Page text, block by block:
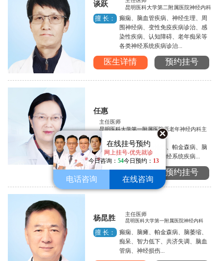
在线挂号预约
网上挂号-优先就诊
今日咨询： 54今日预约： 13
电话咨询 在线咨询
谈跃
昆明医科大学第二附属医院神经内科
擅 长：
癫痫、脑血管疾病、神经生理、周
围神经病、变性免疫疾病诊治、感
染性疾病、认知障碍、老年痴呆等
各类神经系统疾病诊治...
医生详情 预约挂号
任惠
主任医师
昆明医科大学第一附属医院原老年神经内科主
任
擅 长： 癫痫的诊断与治疗、帕金森病、脑
血管病以及各类神经系统疾病...
医生详情 预约挂号
杨昆胜 主任医师
昆明医科大学第一附属医院神经内科
擅 长：
癫痫、脑瘫、帕金森病、脑萎缩、
痴呆、智力低下、共济失调、脑血
管病、神经损伤...